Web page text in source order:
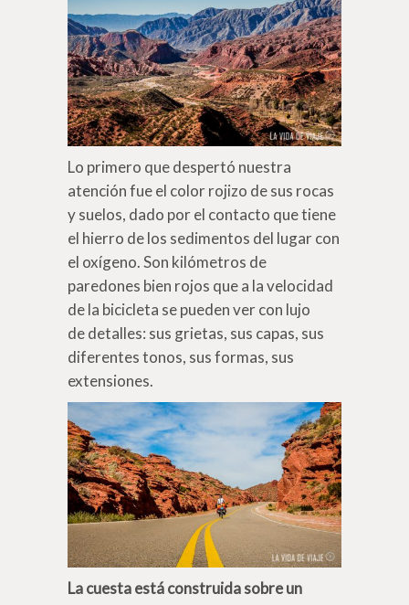
Lo primero que despertó nuestra
atención fue el color rojizo de sus rocas
y suelos, dado por el contacto que tiene
el hierro de los sedimentos del lugar con
el oxígeno. Son kilómetros de
paredones bien rojos que a la velocidad
de la bicicleta se pueden ver con lujo
de detalles: sus grietas, sus capas, sus
diferentes tonos, sus formas, sus
extensiones.
La cuestaestá construida sobre un